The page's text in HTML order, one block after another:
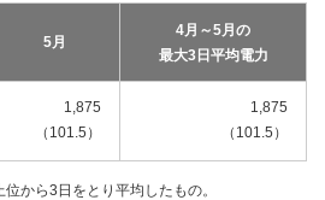
5月
4月～5月の
最大3日平均電力
1,875
（101.5）
1,875
（101.5）
から3日をとり平均したもの。